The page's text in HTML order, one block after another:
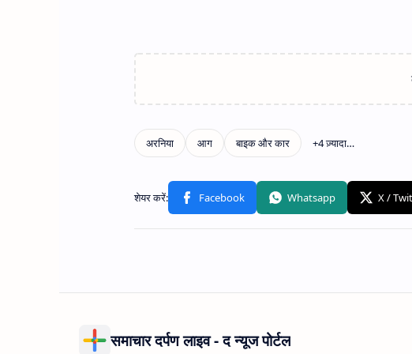
समाचार दर्पण लाइव - द न्यूज पोर्टल